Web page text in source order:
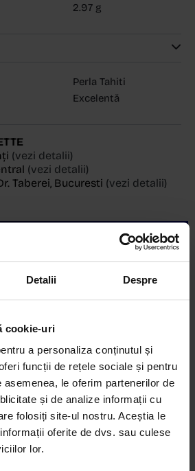
Detalii Despre
cookie-uri
a personaliza conținutul și
funcții de rețele sociale și pentru
le oferim partenerilor de
și de analize informații cu
folosiți site-ul nostru. Aceștia le
oferite de dvs. sau culese
lor.
2.97 g
Perla Tahiti
Excelentă
(vezi detalii)
(vezi detalii)
Taberei, Bucuresti (vezi detalii)
COZETTE,
STILUL
ta de top pentru bijuterii
create cu măiestrie și pasiune.
experiență în realizarea celor
din aur, argint și pietre
de a cumpăra!